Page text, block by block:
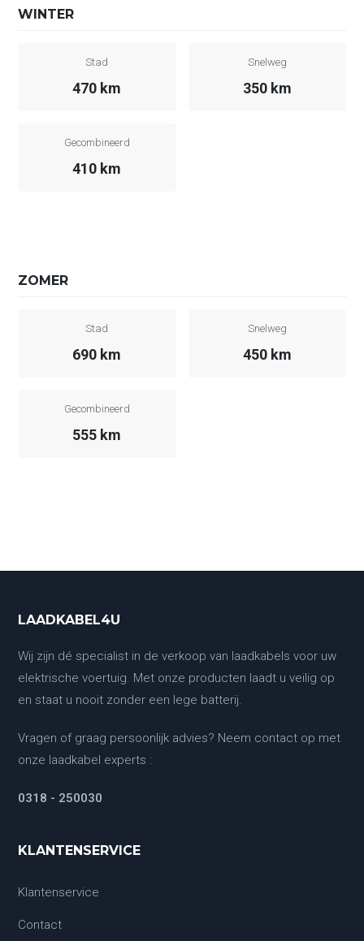
WINTER
Stad
470 km
Snelweg
350 km
Gecombineerd
410 km
ZOMER
Stad
690 km
Snelweg
450 km
Gecombineerd
555 km
LAADKABEL4U
Wij zijn dé specialist in de verkoop van laadkabels voor uw
elektrische voertuig. Met onze producten laadt u veilig op
en staat u nooit zonder een lege batterij.
Vragen of graag persoonlijk advies? Neem contact op met
onze laadkabel experts :
0318 - 250030
KLANTENSERVICE
Klantenservice
Contact